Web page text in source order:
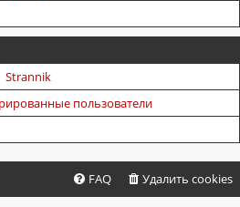
Strannik
пользователи
Удалить cookies
FAQ